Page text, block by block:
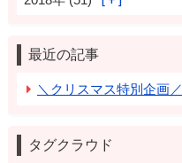
最近の記事
＼クリスマス特別企画／
タグクラウド